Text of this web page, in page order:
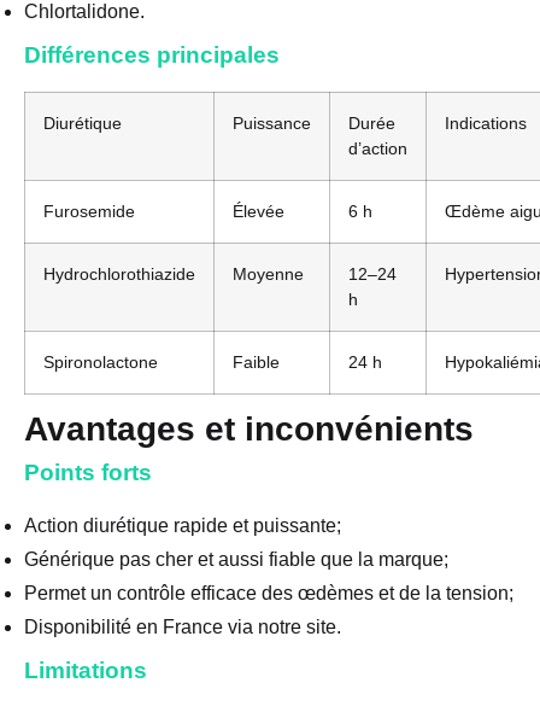
Chlortalidone.
Différences principales
Diurétique Puissance
Durée
d’action
Indications
Furosemide Élevée 6 h Œdème
Hydrochlorothiazide Moyenne
12–24
h
Spironolactone Faible 24 h
Avantages et inconvénients
Points forts
Action diurétique rapide et puissante;
Générique pas cher et aussi fiable que la marque;
Permet un contrôle efficace des œdèmes et de la tension;
Disponibilité en France via notre site.
Limitations